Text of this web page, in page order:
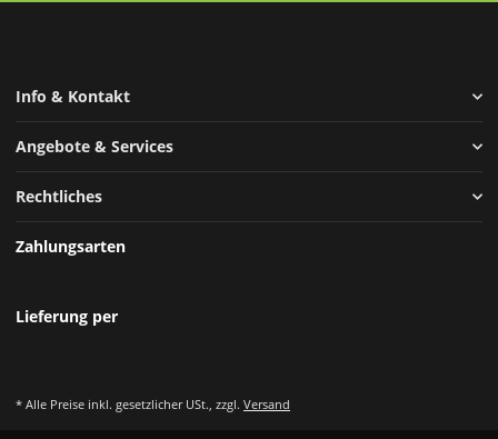
Info & Kontakt
Angebote & Services
Rechtliches
Zahlungsarten
Lieferung per
* Alle Preise inkl. gesetzlicher USt., zzgl. Versand